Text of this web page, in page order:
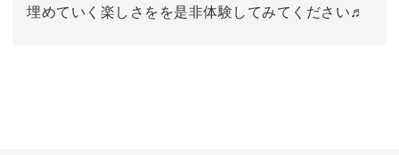
埋めていく楽しさをを是非体験してみてください♬